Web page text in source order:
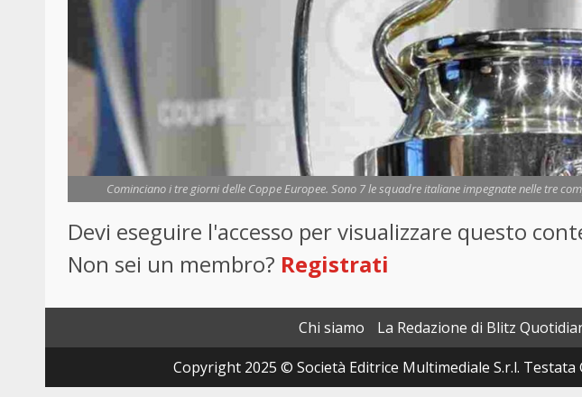
Cominciano i tre giorni delle Coppe Europee. Sono 7 le squadre italiane impegnate nelle tre
Devi eseguire l'accesso per visualizzare questo
Non sei un membro? Registrati
Chi siamo La Redazione di Blitz
Copyright 2025 © Società Editrice Multimediale S.r.l.